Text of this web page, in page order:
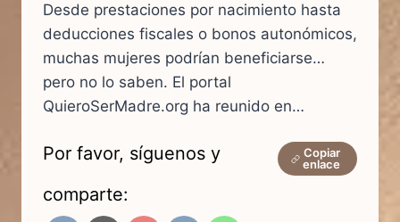
Desde prestaciones por nacimiento hasta
deducciones fiscales o bonos autonómicos,
muchas mujeres podrían beneficiarse…
pero no lo saben. El portal
QuieroSerMadre.org ha reunido en…
Por favor, síguenos y
comparte:
Copiar
enlace